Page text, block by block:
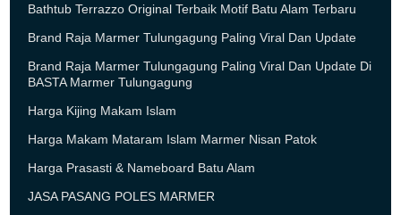
Bathtub Terrazzo Original Terbaik Motif Batu Alam Terbaru
Brand Raja Marmer Tulungagung Paling Viral Dan Update
Brand Raja Marmer Tulungagung Paling Viral Dan Update Di
BASTA Marmer Tulungagung
Harga Kijing Makam Islam
Harga Makam Mataram Islam Marmer Nisan Patok
Harga Prasasti & Nameboard Batu Alam
JASA PASANG POLES MARMER